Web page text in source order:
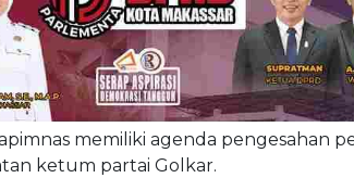
memiliki agenda pengesahan
ketum partai Golkar.